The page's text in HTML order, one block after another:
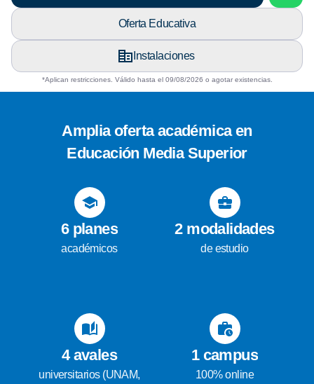
Oferta Educativa
Instalaciones
*Aplican restricciones. Válido hasta el 09/08/2026 o agotar existencias.
Amplia oferta académica en
Educación Media Superior
6 planes
académicos
2 modalidades
de estudio
4 avales
universitarios (UNAM,
1 campus
100% online